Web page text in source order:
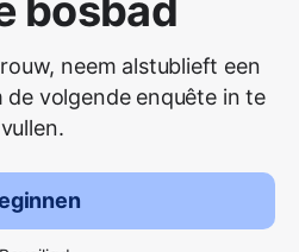
bosbad
neem alstublieft een
volgende enquête in te
vullen.